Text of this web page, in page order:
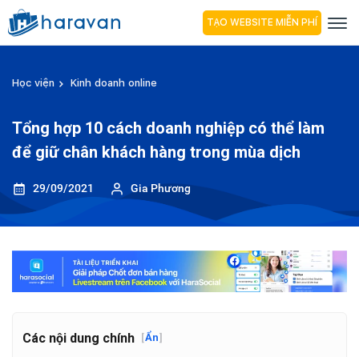
TẠO WEBSITE MIỄN PHÍ
Học viện Kinh doanh online
Tổng hợp 10 cách doanh nghiệp có thể làm
để giữ chân khách hàng trong mùa dịch
29/09/2021 Gia Phương
Các nội dung chính [Ẩn]